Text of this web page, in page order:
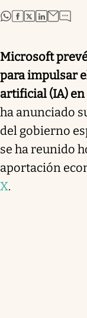
abre en nueva
abre en nueva
abre en
abre en
Microsoft
para impulsar
artificial (IA) en
ha anunciado
del gobierno
se ha reunido
aportación
X.